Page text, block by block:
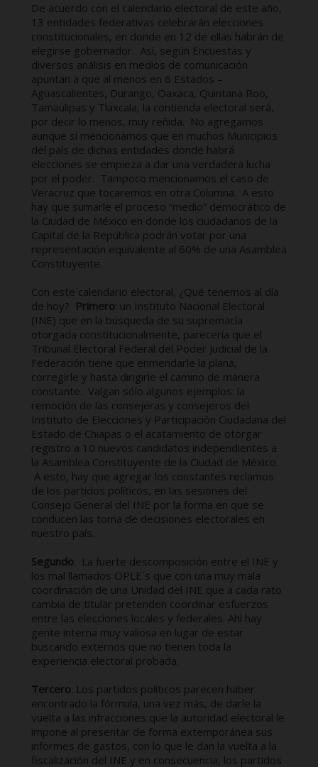
De acuerdo con el calendario electoral de este año,
13 entidades federativas celebrarán elecciones
constitucionales, en donde en 12 de ellas habrán de
elegirse gobernador. Así, según Encuestas y
diversos análisis en medios de comunicación
apuntan a que al menos en 6 Estados –
Aguascalientes, Durango, Oaxaca, Quintana Roo,
Tamaulipas y Tlaxcala, la contienda electoral será,
por decir lo menos, muy reñida. No agregamos
aunque sí mencionamos que en muchos Municipios
del país de dichas entidades donde habrá
elecciones se empieza a dar una verdadera lucha
por el poder. Tampoco mencionamos el caso de
Veracruz que tocaremos en otra Columna. A esto
hay que sumarle el proceso “medio” democrático de
la Ciudad de México en donde los ciudadanos de la
Capital de la República podrán votar por una
representación equivalente al 60% de una Asamblea
Constituyente.
Con este calendario electoral, ¿Qué tenemos al día
de hoy? Primero: un Instituto Nacional Electoral
(INE) que en la búsqueda de su supremacía
otorgada constitucionalmente, parecería que el
Tribunal Electoral Federal del Poder Judicial de la
Federación tiene que enmendarle la plana,
corregirle y hasta dirigirle el camino de manera
constante. Valgan sólo algunos ejemplos: la
remoción de las consejeras y consejeros del
Instituto de Elecciones y Participación Ciudadana del
Estado de Chiapas o el acatamiento de otorgar
registro a 10 nuevos candidatos independientes a
la Asamblea Constituyente de la Ciudad de México.
A esto, hay que agregar los constantes reclamos
de los partidos políticos, en las sesiones del
Consejo General del INE por la forma en que se
conducen las toma de decisiones electorales en
nuestro país.
Segundo: La fuerte descomposición entre el INE y
los mal llamados OPLE´s que con una muy mala
coordinación de una Unidad del INE que a cada rato
cambia de titular pretenden coordinar esfuerzos
entre las elecciones locales y federales. Ahí hay
gente interna muy valiosa en lugar de estar
buscando externos que no tienen toda la
experiencia electoral probada.
Tercero: Los partidos políticos parecen haber
encontrado la fórmula, una vez más, de darle la
vuelta a las infracciones que la autoridad electoral le
impone al presentar de forma extemporánea sus
informes de gastos, con lo que le dan la vuelta a la
fiscalización del INE y en consecuencia, los partidos